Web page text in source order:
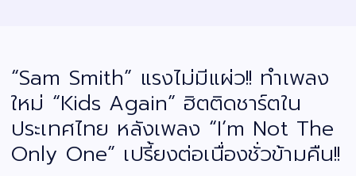
“Sam Smith” แรงไม่มีแผ่ว!! ทำเพลง
ใหม่ “Kids Again” ฮิตติดชาร์ตใน
ประเทศไทย หลังเพลง “I’m Not The
Only One” เปรี้ยงต่อเนื่องชั่วข้ามคืน!!